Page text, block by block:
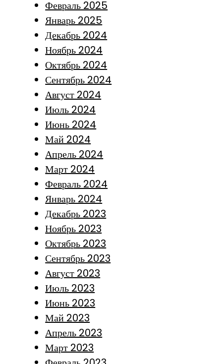
Февраль 2025
Январь 2025
Декабрь 2024
Ноябрь 2024
Октябрь 2024
Сентябрь 2024
Август 2024
Июль 2024
Июнь 2024
Май 2024
Апрель 2024
Март 2024
Февраль 2024
Январь 2024
Декабрь 2023
Ноябрь 2023
Октябрь 2023
Сентябрь 2023
Август 2023
Июль 2023
Июнь 2023
Май 2023
Апрель 2023
Март 2023